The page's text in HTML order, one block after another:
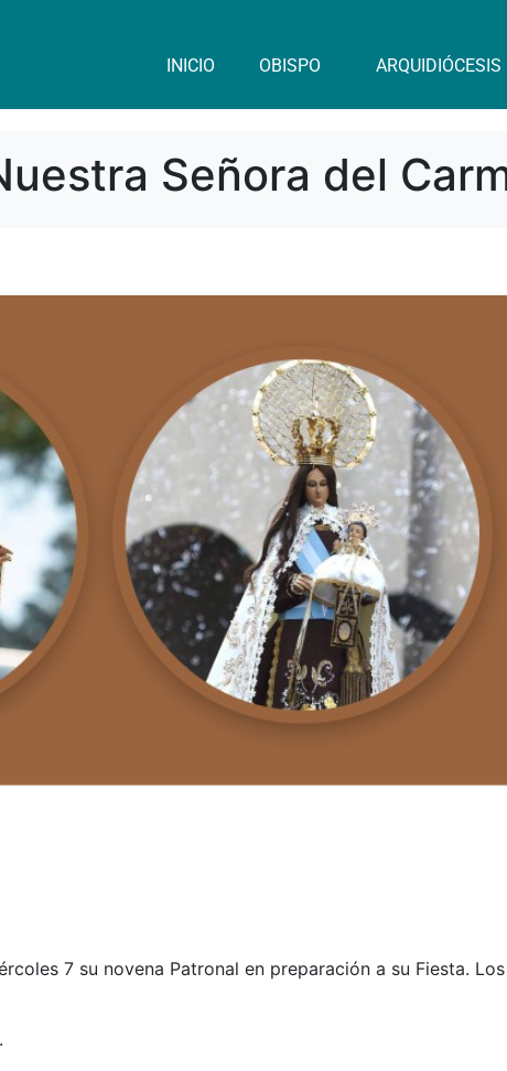
INICIO OBISPO ARQUIDIÓCESIS
Señora del
7 su novena Patronal en preparación a su Fiesta. Los